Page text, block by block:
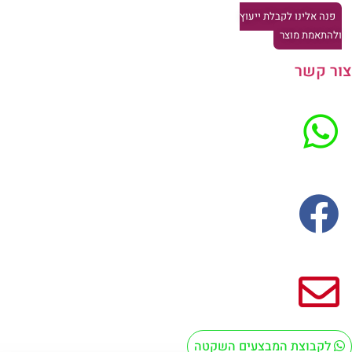
פנה אלינו לקבלת ייעוץ
מוצר
קשר
לקבוצת המבצעים השקטה